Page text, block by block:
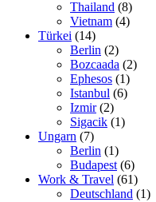
Thailand (8)
Vietnam (4)
Türkei (14)
Berlin (2)
Bozcaada (2)
Ephesos (1)
Istanbul (6)
Izmir(2)
Sigacik (1)
Ungarn (7)
Berlin (1)
Budapest (6)
Work & Travel (61)
Deutschland (1)